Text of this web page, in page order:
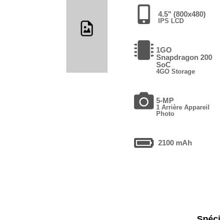
4.5" (800x480)
IPS LCD
1GO
Snapdragon 200
SoC
4GO Storage
5-MP
1 Arrière Appareil
Photo
2100 mAh